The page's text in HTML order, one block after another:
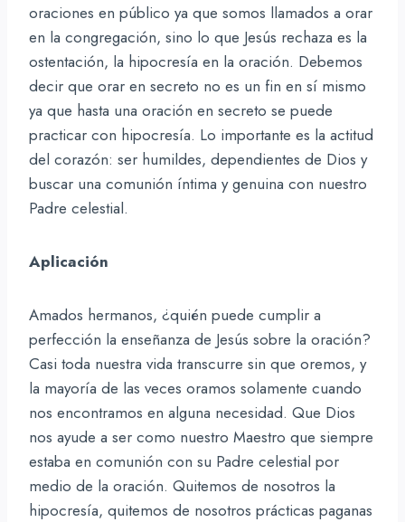
oraciones en público ya que somos llamados a orar
en la congregación, sino lo que Jesús rechaza es la
ostentación, la hipocresía en la oración. Debemos
decir que orar en secreto no es un fin en sí mismo
ya que hasta una oración en secreto se puede
practicar con hipocresía. Lo importante es la actitud
del corazón: ser humildes, dependientes de Dios y
buscar una comunión íntima y genuina con nuestro
Padre celestial.
Aplicación
Amados hermanos, ¿quién puede cumplir a
perfección la enseñanza de Jesús sobre la oración?
Casi toda nuestra vida transcurre sin que oremos, y
la mayoría de las veces oramos solamente cuando
nos encontramos en alguna necesidad. Que Dios
nos ayude a ser como nuestro Maestro que siempre
estaba en comunión con su Padre celestial por
medio de la oración. Quitemos de nosotros la
hipocresía, quitemos de nosotros prácticas paganas